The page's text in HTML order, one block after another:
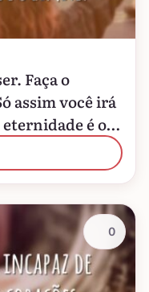
Faça o
assim você irá
é o
0